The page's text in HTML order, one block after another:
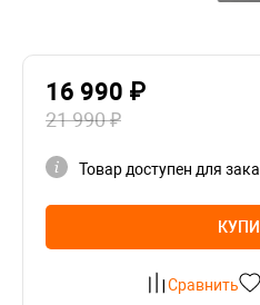
16 990 ₽
21 990 ₽
Товар доступен для
Сравнить